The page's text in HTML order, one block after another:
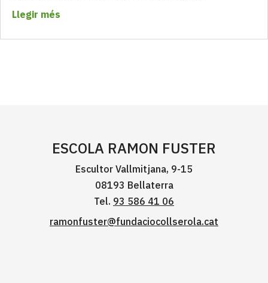
Llegir més
ESCOLA RAMON FUSTER
Escultor Vallmitjana, 9-15
08193 Bellaterra
Tel. 93 586 41 06
ramonfuster@fundaciocollserola.cat